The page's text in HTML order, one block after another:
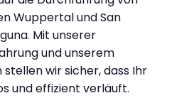
Wuppertal und San
Mit unserer
und unserem
wir sicher, dass Ihr
und effizient verläuft.